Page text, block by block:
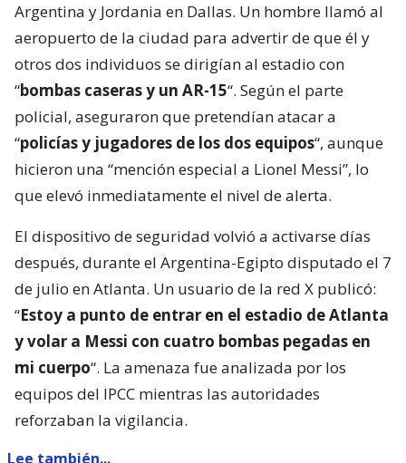
Argentina y Jordania en Dallas. Un hombre llamó al
aeropuerto de la ciudad para advertir de que él y
otros dos individuos se dirigían al estadio con
“bombas caseras y un AR-15“. Según el parte
policial, aseguraron que pretendían atacar a
“policías y jugadores de los dos equipos“, aunque
hicieron una “mención especial a Lionel Messi”, lo
que elevó inmediatamente el nivel de alerta.
El dispositivo de seguridad volvió a activarse días
después, durante el Argentina-Egipto disputado el 7
de julio en Atlanta. Un usuario de la red X publicó:
“Estoy a punto de entrar en el estadio de Atlanta
y volar a Messi con cuatro bombas pegadas en
mi cuerpo“. La amenaza fue analizada por los
equipos del IPCC mientras las autoridades
reforzaban la vigilancia.
Lee también...